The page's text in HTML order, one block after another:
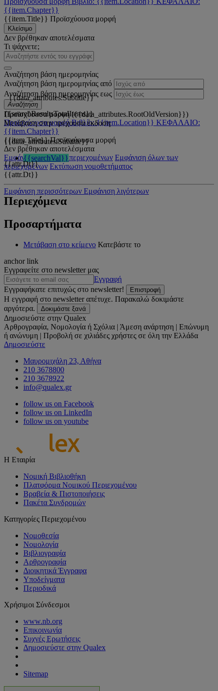
{{item.Chapter}}
{{item.Title}} Προϊσχύουσα μορφή
Κλείσιμο
Δεν βρέθηκαν αποτελέσματα
Τι ψάχνετε;
Αναζήτηση βάση ημερομηνίας
Αναζήτηση βάση ημερομηνίας από
Αναζήτηση βάση ημερομηνίας εως
Αναζήτηση
{{searchResultsTotalItems}}
Προϊσχύουσα μορφή Βιβλίο: {{item.Location}} ΚΕΦΑΛΑΙΟ:
{{item.Chapter}}
{{item.Title}} Προϊσχύουσα μορφή
Δεν βρέθηκαν αποτελέσματα
Εμφάνιση όλων των περιεχομένων Εμφάνιση όλων των
περιεχομένων Εκτύπωση νομοθετήματος
{{data_attributes.Subtitle}}
Προϊσχύουσα μορφή ({{data_attributes.RootOldVersion}})
Μετάβαση στην τρέχουσα έκδοση
{{data_attributes.Subtitle}}
{{searchVal}}
{{attr.Dt}}
Εμφάνιση περισσότερων Εμφάνιση λιγότερων
{{attr.Dt}}
Περιεχόμενα
Προσαρτήματα
Μετάβαση στο κείμενο Κατεβάστε το
anchor link
Εγγραφείτε στο newsletter μας
Εγγραφή
Εγγραφήκατε επιτυχώς στο newsletter!
Επιστροφή
Η εγγραφή στο newsletter απέτυχε. Παρακαλώ δοκιμάστε
αργότερα.
Δοκιμάστε ξανά
Δημοσιεύστε στην Qualex
Αρθρογραφία, Νομολογία ή Σχόλια | Άμεση ανάρτηση | Επώνυμη
ή ανώνυμη | Προβολή σε χιλιάδες χρήστες σε όλη την Ελλάδα
Δημοσιεύστε
Μαυρομιχάλη 23, Αθήνα
210 3678800
210 3678922
info@qualex.gr
follow us on Facebook
follow us on LinkedIn
follow us on youtube
Η Εταιρία
Νομική Βιβλιοθήκη
Πλατφόρμα Νομικού Περιεχομένου
Βραβεία & Πιστοποιήσεις
Πακέτα Συνδρομών
Κατηγορίες Περιεχομένου
Νομοθεσία
Νομολογία
Βιβλιογραφία
Αρθρογραφία
Διοικητικά Έγγραφα
Υποδείγματα
Περιοδικά
Χρήσιμοι Σύνδεσμοι
www.nb.org
Επικοινωνία
Συχνές Ερωτήσεις
Δημοσιεύστε στην Qualex
Sitemap